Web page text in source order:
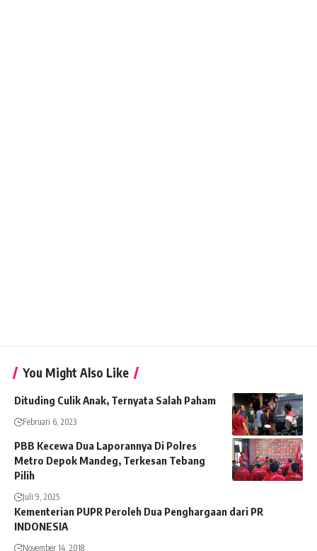
You Might Also Like
Dituding Culik Anak, Ternyata Salah Paham
Februari 6, 2023
PBB Kecewa Dua Laporannya Di Polres
Metro Depok Mandeg, Terkesan Tebang
Pilih
Juli 9, 2025
Kementerian PUPR Peroleh Dua Penghargaan dari PR
INDONESIA
November 14, 2018